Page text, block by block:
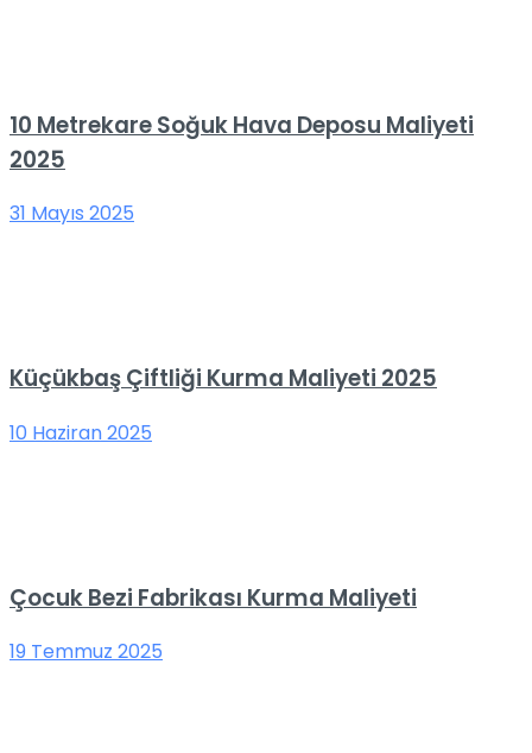
10 Metrekare Soğuk Hava Deposu Maliyeti
2025
31 Mayıs 2025
Küçükbaş Çiftliği Kurma Maliyeti 2025
10 Haziran 2025
Çocuk Bezi Fabrikası Kurma Maliyeti
19 Temmuz 2025